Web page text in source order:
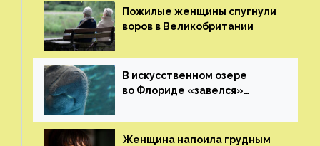
Пожилые женщины спугнули
воров в Великобритании
В искусственном озере
во Флориде «завелся»
Женщина напоила грудным